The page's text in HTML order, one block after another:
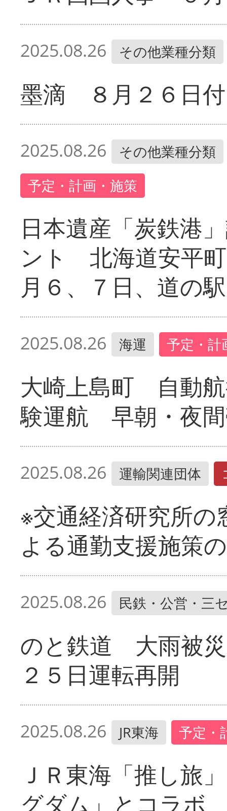
2025.08.26 その他業種分類
墨滴 ８月２６日付
2025.08.26
その他業種分類
予定・計画・施策
日本遺産「炭鉄港
ント 北海道安平
月６、７日、道の
2025.08.26 海運 予定・計
大崎上島町 自動
験運航 早朝・夜
2025.08.26 運輸関連団体
※交通経済研究所
よる通勤支援施策
2025.08.26 民鉄・公営・三
のと鉄道 大雨被
２５日運転再開
2025.08.26 JR東海 予定・
ＪＲ東海「推し旅
グダム」とコラボ